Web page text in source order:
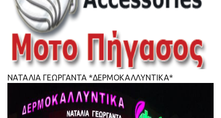
ΝΑΤΑΛΙΑ ΓΕΩΡΓΑΝΤΑ *ΔΕΡΜΟΚΑΛΛΥΝΤΙΚΑ*